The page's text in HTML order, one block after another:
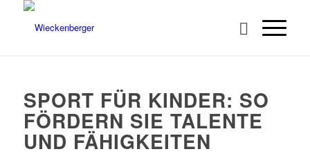
SPORT FÜR KINDER: SO
FÖRDERN SIE TALENTE
UND FÄHIGKEITEN